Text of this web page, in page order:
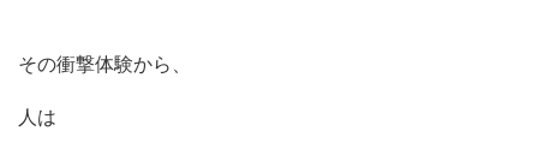
その衝撃体験から、
人は